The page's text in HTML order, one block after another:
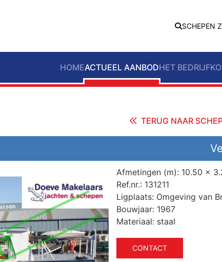
SCHEPEN
HOMEACTUEEL AANBODHET BEDRIJF
TERUG NAAR
Afmetingen (m): 10.50 x
Ref.nr.: 131211
Ligplaats: Omgeving van
Bouwjaar: 1967
Materiaal: staal
CONTACT